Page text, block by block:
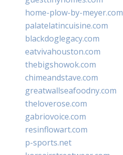
home-plow-by-meyer.com
palatelatincuisine.com
blackdoglegacy.com
eatvivahouston.com
thebigshowok.com
chimeandstave.com
greatwallseafoodny.com
theloverose.com
gabriovoice.com
resinflowart.com
p-sports.net